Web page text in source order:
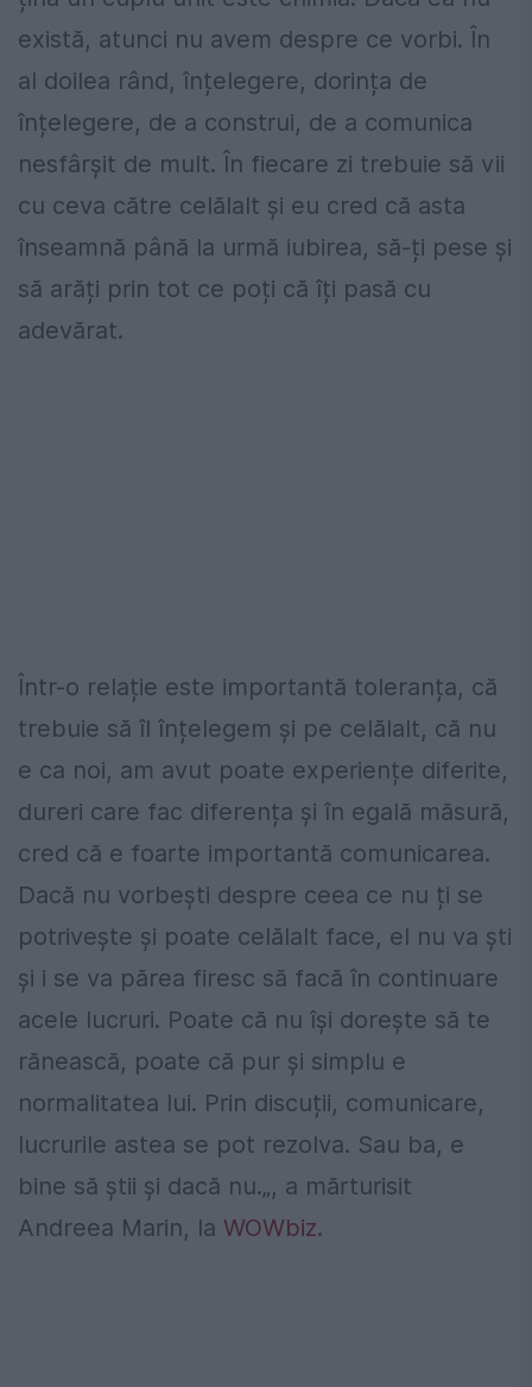
există, atunci nu avem despre ce vorbi. În
al doilea rând, înțelegere, dorința de
înțelegere, de a construi, de a comunica
nesfârșit de mult. În fiecare zi trebuie să vii
cu ceva către celălalt și eu cred că asta
înseamnă până la urmă iubirea, să-ți pese și
să arăți prin tot ce poți că îți pasă cu
adevărat.
Într-o relație este importantă toleranța, că
trebuie să îl înțelegem și pe celălalt, că nu
e ca noi, am avut poate experiențe diferite,
dureri care fac diferența și în egală măsură,
cred că e foarte importantă comunicarea.
Dacă nu vorbești despre ceea ce nu ți se
potrivește și poate celălalt face, el nu va ști
și i se va părea firesc să facă în continuare
acele lucruri. Poate că nu își dorește să te
rănească, poate că pur și simplu e
normalitatea lui. Prin discuții, comunicare,
lucrurile astea se pot rezolva. Sau ba, e
bine să știi și dacă nu.„, a mărturisit
Andreea Marin, la WOWbiz.